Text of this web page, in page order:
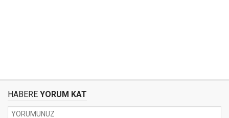
HABERE YORUM KAT